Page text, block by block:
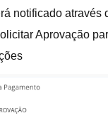
notificado através
Aprovação